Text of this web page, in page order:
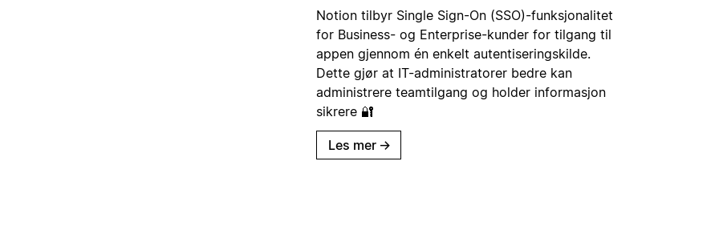
Notion tilbyr Single Sign-On (SSO)-funksjonalitet
for Business- og Enterprise-kunder for tilgang til
appen gjennom én enkelt autentiseringskilde.
Dette gjør at IT-administratorer bedre kan
administrere teamtilgang og holder informasjon
sikrere 🔐
Les mer →